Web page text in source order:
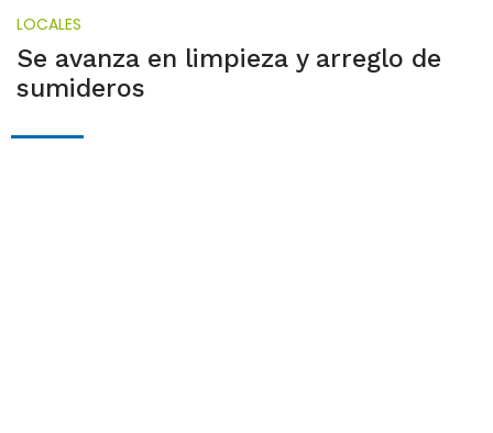
LOCALES
Se avanza en limpieza y arreglo de
sumideros